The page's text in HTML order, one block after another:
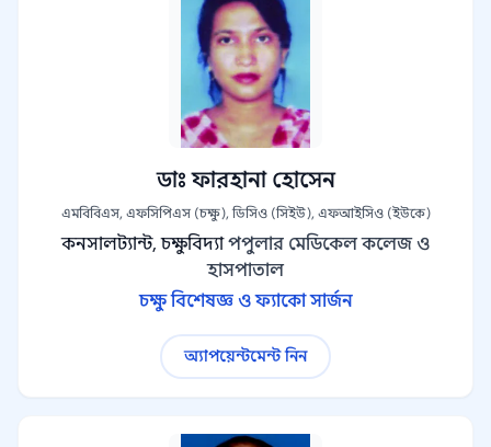
ডাঃ ফারহানা হোসেন
এমবিবিএস, এফসিপিএস (চক্ষু), ডিসিও (সিইউ), এফআইসিও (ইউকে)
কনসালট্যান্ট, চক্ষুবিদ্যা পপুলার মেডিকেল কলেজ ও
হাসপাতাল
চক্ষু বিশেষজ্ঞ ও ফ্যাকো সার্জন
অ্যাপয়েন্টমেন্ট নিন